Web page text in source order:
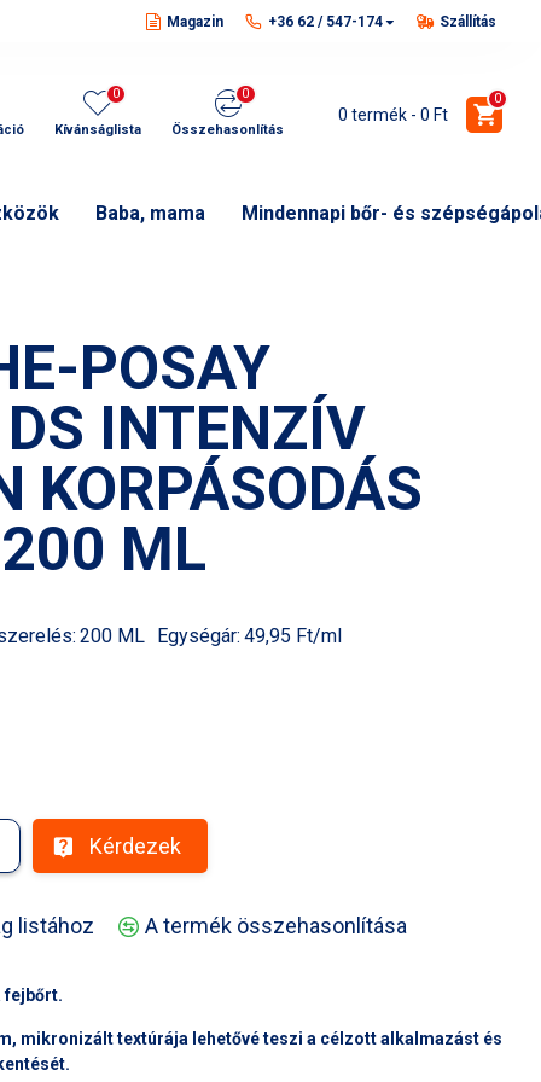
Magazin +36 62 / 547-174 Szállítás
Kívánságlista
0
Összehasonlítás
0
0 termék - 0 Ft
0
Baba, mama Mindennapi bőr- és
POSAY
INTENZÍV
KORPÁSODÁS
ML
200 ML Egységár: 49,95 Ft/ml
Kérdezek
listához A termék összehasonlítása
fejbőrt.
mikronizált textúrája lehetővé teszi a célzott alkalmazást és